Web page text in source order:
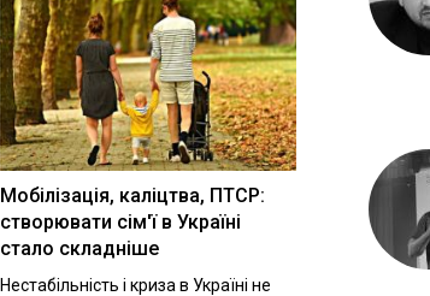
Мобілізація, каліцтва, ПТСР:
створювати сім'ї в Україні
стало складніше
Нестабільність і криза в Україні не